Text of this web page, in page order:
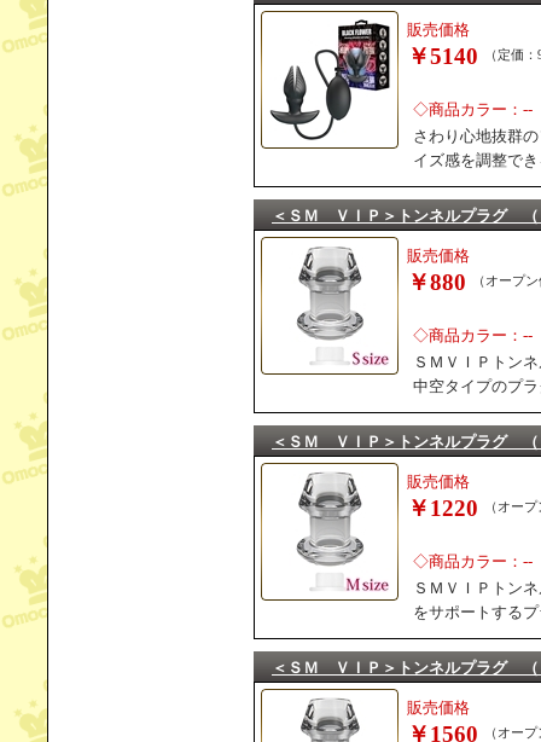
販売価格
￥5140 （定価
◇商品カラー：--
さわり心地抜群
イズ感を調整で
＜ＳＭ ＶＩＰ＞トンネルプラグ （
販売価格
￥880 （オープ
◇商品カラー：--
ＳＭＶＩＰトン
中空タイプのプ
＜ＳＭ ＶＩＰ＞トンネルプラグ （
販売価格
￥1220 （オー
◇商品カラー：--
ＳＭＶＩＰトン
をサポートする
＜ＳＭ ＶＩＰ＞トンネルプラグ （
販売価格
￥1560 （オー